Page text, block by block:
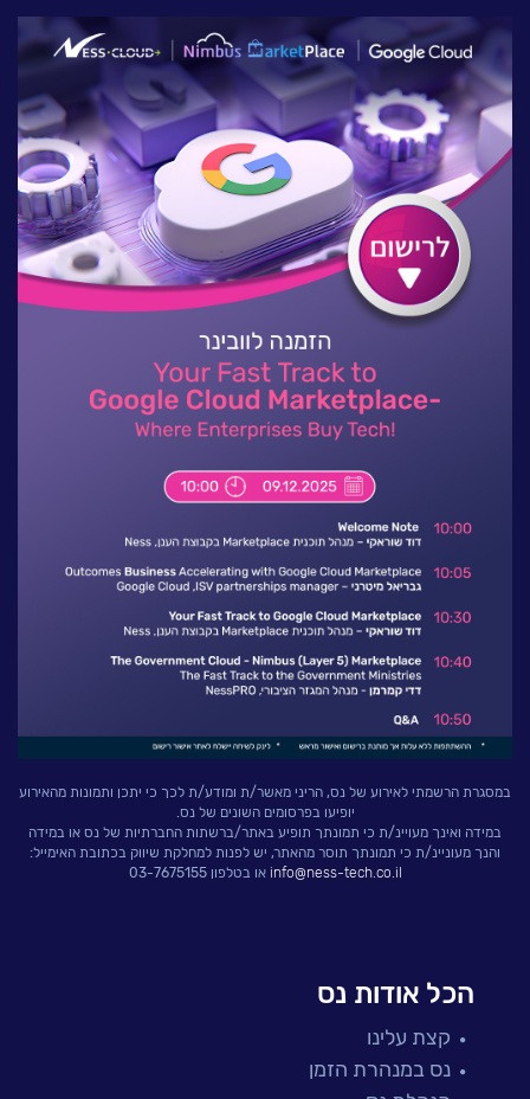
לעבוד בנס
אירועים וכנסים
פודקאסט
נס בכותרות
וובינרים מומלצים
דברו איתנו
במסגרת הרשמתי לאירוע של נס, הריני מאשר/ת ומודע/ת לכך כי יתכן ותמונות מהאירוע
יופיעו בפרסומים השונים של נס.
במידה ואינך מעויינ/ת כי תמונתך תופיע באתר/ברשתות החברתיות של נס או במידה
והנך מעוניינ/ת כי תמונתך תוסר מהאתר, יש לפנות למחלקת שיווק בכתובת האימייל:
info@ness-tech.co.il או בטלפון 03-7675155
הכל אודות נס
קצת עלינו
נס במנהרת הזמן